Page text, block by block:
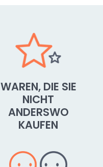
WAREN, DIE SIE
NICHT
ANDERSWO
KAUFEN